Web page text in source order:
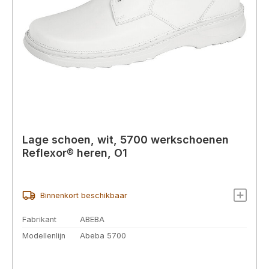
Lage schoen, wit, 5700 werkschoenen
Reflexor® heren, O1
Binnenkort beschikbaar
Fabrikant
ABEBA
Modellenlijn
Abeba 5700